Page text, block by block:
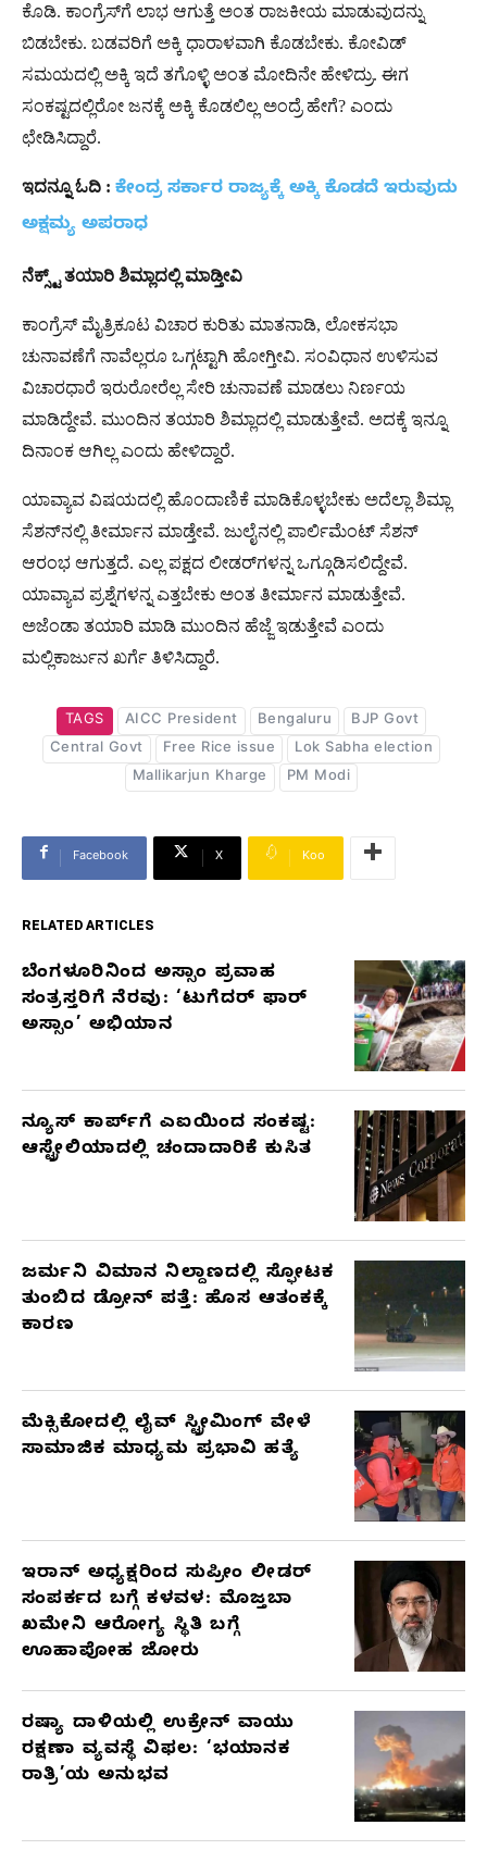
ಕೊಡಿ. ಕಾಂಗ್ರೆಸ್​ಗೆ ಲಾಭ ಆಗುತ್ತೆ ಅಂತ ರಾಜಕೀಯ ಮಾಡುವುದನ್ನು
ಬಿಡಬೇಕು. ಬಡವರಿಗೆ ಅಕ್ಕಿ ಧಾರಾಳವಾಗಿ ಕೊಡಬೇಕು. ಕೋವಿಡ್
ಸಮಯದಲ್ಲಿ ಅಕ್ಕಿ ಇದೆ ತಗೊಳ್ಳಿ ಅಂತ ಮೋದಿನೇ ಹೇಳಿದ್ರು. ಈಗ
ಸಂಕಷ್ಟದಲ್ಲಿರೋ‌ ಜನಕ್ಕೆ ಅಕ್ಕಿ ಕೊಡಲಿಲ್ಲ ಅಂದ್ರೆ ಹೇಗೆ? ಎಂದು
ಛೇಡಿಸಿದ್ದಾರೆ.
ಇದನ್ನೂ ಓದಿ : ಕೇಂದ್ರ ಸರ್ಕಾರ ರಾಜ್ಯಕ್ಕೆ ಅಕ್ಕಿ ಕೊಡದೆ ಇರುವುದು
ಅಕ್ಷಮ್ಯ ಅಪರಾಧ
ನೆಕ್ಸ್ಟ್ ತಯಾರಿ ಶಿಮ್ಲಾದಲ್ಲಿ ಮಾಡ್ತೀವಿ
ಕಾಂಗ್ರೆಸ್ ಮೈತ್ರಿಕೂಟ ವಿಚಾರ ಕುರಿತು ಮಾತನಾಡಿ, ಲೋಕಸಭಾ
ಚುನಾವಣೆಗೆ ನಾವೆಲ್ಲರೂ ಒಗ್ಗಟ್ಟಾಗಿ ಹೋಗ್ತೀವಿ. ಸಂವಿಧಾನ ಉಳಿಸುವ
ವಿಚಾರಧಾರೆ ಇರುರೋರೆಲ್ಲ ಸೇರಿ ಚುನಾವಣೆ ಮಾಡಲು ನಿರ್ಣಯ
ಮಾಡಿದ್ದೇವೆ. ಮುಂದಿನ ತಯಾರಿ ಶಿಮ್ಲಾದಲ್ಲಿ ಮಾಡುತ್ತೇವೆ. ಅದಕ್ಕೆ ಇನ್ನೂ
ದಿನಾಂಕ ಆಗಿಲ್ಲ ಎಂದು ಹೇಳಿದ್ದಾರೆ.
ಯಾವ್ಯಾವ ವಿಷಯದಲ್ಲಿ ಹೊಂದಾಣಿಕೆ ಮಾಡಿಕೊಳ್ಳಬೇಕು ಅದೆಲ್ಲಾ ಶಿಮ್ಲಾ
ಸೆಶನ್​​ನಲ್ಲಿ ತೀರ್ಮಾನ ಮಾಡ್ತೇವೆ. ಜುಲೈನಲ್ಲಿ ಪಾರ್ಲಿಮೆಂಟ್ ಸೆಶನ್
ಆರಂಭ ಆಗುತ್ತದೆ. ಎಲ್ಲ ಪಕ್ಷದ ಲೀಡರ್​ಗಳನ್ನ ಒಗ್ಗೂಡಿಸಲಿದ್ದೇವೆ.
ಯಾವ್ಯಾವ ಪ್ರಶ್ನೆಗಳನ್ನ ಎತ್ತಬೇಕು ಅಂತ ತೀರ್ಮಾನ ಮಾಡುತ್ತೇವೆ.
ಅಜೆಂಡಾ ತಯಾರಿ ಮಾಡಿ ಮುಂದಿನ ಹೆಜ್ಜೆ ಇಡುತ್ತೇವೆ ಎಂದು
ಮಲ್ಲಿಕಾರ್ಜುನ ಖರ್ಗೆ ತಿಳಿಸಿದ್ದಾರೆ.
TAGS AICC President Bengaluru
BJP Govt
Central Govt
Free Rice issue
Lok Sabha election
Mallikarjun Kharge
PM Modi
Facebook X Koo
RELATED ARTICLES
RELATED
ARTICLES
ಬೆಂಗಳೂರಿನಿಂದ ಅಸ್ಸಾಂ ಪ್ರವಾಹ
ಸಂತ್ರಸ್ತರಿಗೆ ನೆರವು: ‘ಟುಗೆದರ್ ಫಾರ್
ಅಸ್ಸಾಂ’ ಅಭಿಯಾನ
ನ್ಯೂಸ್ ಕಾರ್ಪ್‌ಗೆ ಎಐಯಿಂದ ಸಂಕಷ್ಟ:
ಆಸ್ಟ್ರೇಲಿಯಾದಲ್ಲಿ ಚಂದಾದಾರಿಕೆ ಕುಸಿತ
ಜರ್ಮನಿ ವಿಮಾನ ನಿಲ್ದಾಣದಲ್ಲಿ ಸ್ಫೋಟಕ
ತುಂಬಿದ ಡ್ರೋನ್ ಪತ್ತೆ: ಹೊಸ ಆತಂಕಕ್ಕೆ
ಕಾರಣ
ಮೆಕ್ಸಿಕೋದಲ್ಲಿ ಲೈವ್ ಸ್ಟ್ರೀಮಿಂಗ್ ವೇಳೆ
ಸಾಮಾಜಿಕ ಮಾಧ್ಯಮ ಪ್ರಭಾವಿ ಹತ್ಯೆ
ಇರಾನ್ ಅಧ್ಯಕ್ಷರಿಂದ ಸುಪ್ರೀಂ ಲೀಡರ್
ಸಂಪರ್ಕದ ಬಗ್ಗೆ ಕಳವಳ: ಮೊಜ್ತಬಾ
ಖಮೇನಿ ಆರೋಗ್ಯ ಸ್ಥಿತಿ ಬಗ್ಗೆ
ಊಹಾಪೋಹ ಜೋರು
ರಷ್ಯಾ ದಾಳಿಯಲ್ಲಿ ಉಕ್ರೇನ್ ವಾಯು
ರಕ್ಷಣಾ ವ್ಯವಸ್ಥೆ ವಿಫಲ: ‘ಭಯಾನಕ
ರಾತ್ರಿ’ಯ ಅನುಭವ